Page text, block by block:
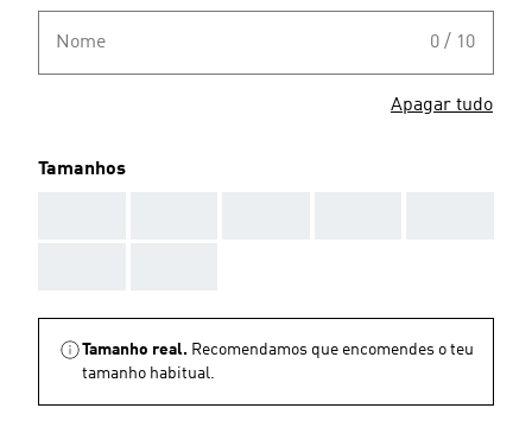
Nome 0 / 10
Apagar tudo
Tamanhos
Tamanho real. Recomendamos que encomendes o teu
tamanho habitual.